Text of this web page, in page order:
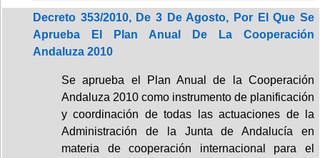
Decreto 353/2010, De 3 De Agosto, Por El Que Se
Aprueba El Plan Anual De La Cooperación
Andaluza 2010
Se aprueba el Plan Anual de la Cooperación
Andaluza 2010 como instrumento de planificación
y coordinación de todas las actuaciones de la
Administración de la Junta de Andalucía en
materia de cooperación internacional para el